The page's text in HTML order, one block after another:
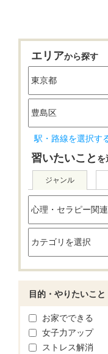
エリアから探す
駅・路線を選択す
習いたいこと を
ジャンル
目的・やりたいこと
お家でできる
女子力アップ
ストレス解消